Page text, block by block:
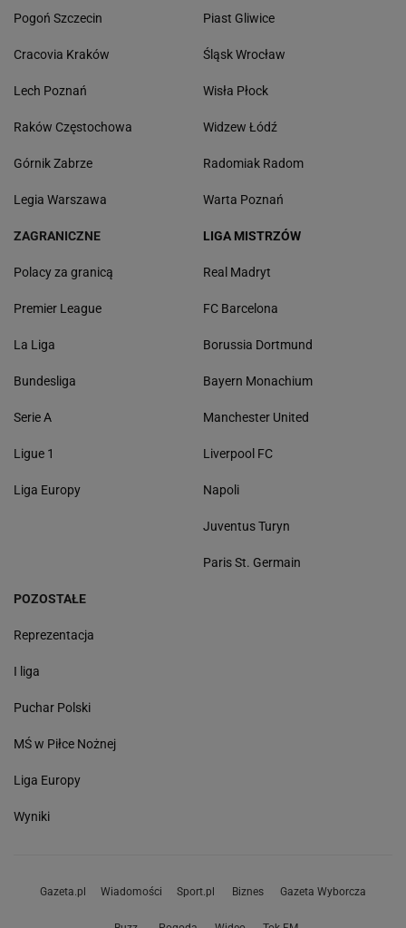
Pogoń Szczecin
Cracovia Kraków
Lech Poznań
Raków Częstochowa
Górnik Zabrze
Legia Warszawa
Piast Gliwice
Śląsk Wrocław
Wisła Płock
Widzew Łódź
Radomiak Radom
Warta Poznań
ZAGRANICZNE
Polacy za granicą
Premier League
La Liga
Bundesliga
Serie A
Ligue 1
Liga Europy
LIGA MISTRZÓW
Real Madryt
FC Barcelona
Borussia Dortmund
Bayern Monachium
Manchester United
Liverpool FC
Napoli
Juventus Turyn
Paris St. Germain
POZOSTAŁE
Reprezentacja
I liga
Puchar Polski
MŚ w Piłce Nożnej
Liga Europy
Wyniki
Gazeta.pl Wiadomości Sport.pl Biznes Gazeta Wyborcza